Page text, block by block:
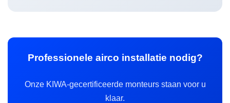
Professionele airco installatie nodig?
Onze KIWA-gecertificeerde monteurs staan voor u
klaar.